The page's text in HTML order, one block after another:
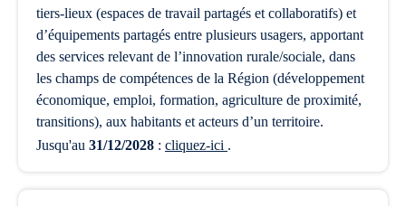
tiers-lieux (espaces de travail partagés et collaboratifs) et
d’équipements partagés entre plusieurs usagers, apportant
des services relevant de l’innovation rurale/sociale, dans
les champs de compétences de la Région (développement
économique, emploi, formation, agriculture de proximité,
transitions), aux habitants et acteurs d’un territoire.
Jusqu'au 31/12/2028 : cliquez-ici .